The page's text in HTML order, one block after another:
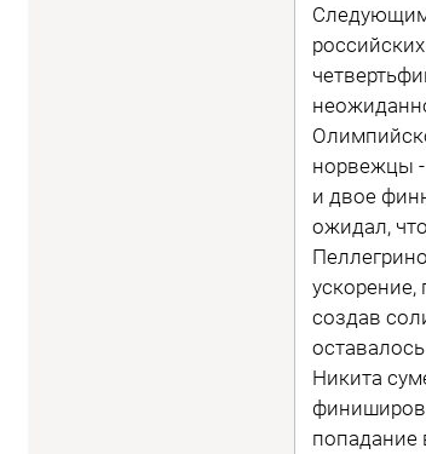
норвежцы -
и двое
ожидал,
создав
Никита